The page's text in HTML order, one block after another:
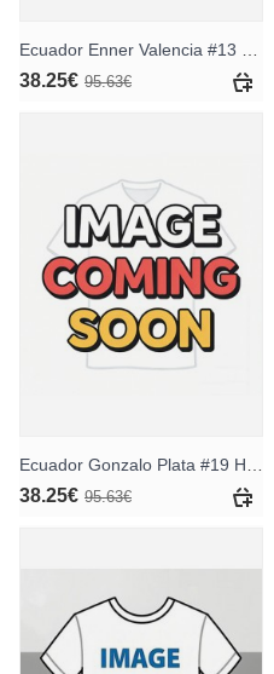
38.25€ 95.63€
38.25€ 95.63€